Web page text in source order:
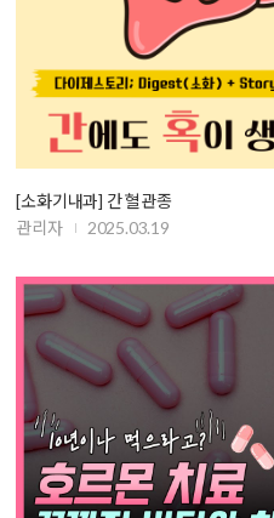
[소화기내과] 간 혈관종
관리자
2025.03.19